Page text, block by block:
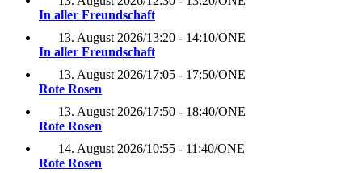
In aller Freundschaft
13. August 2026/13:20 - 14:10/ONE
In aller Freundschaft
13. August 2026/17:05 - 17:50/ONE
Rote Rosen
13. August 2026/17:50 - 18:40/ONE
Rote Rosen
14. August 2026/10:55 - 11:40/ONE
Rote Rosen